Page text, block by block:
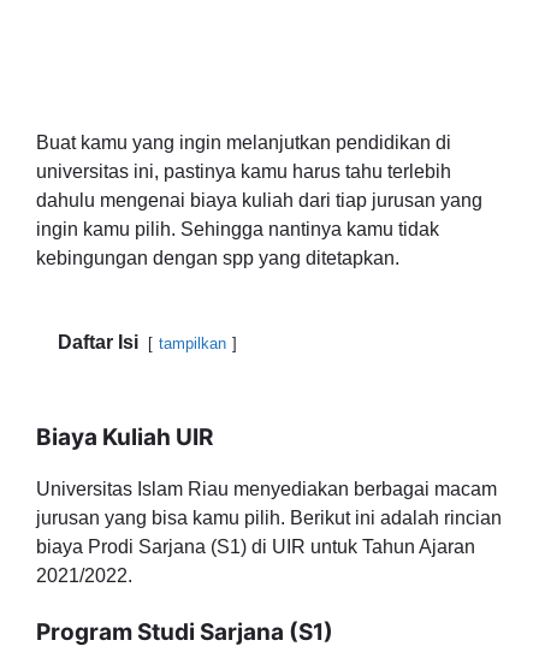
Buat kamu yang ingin melanjutkan pendidikan di
universitas ini, pastinya kamu harus tahu terlebih
dahulu mengenai biaya kuliah dari tiap jurusan yang
ingin kamu pilih. Sehingga nantinya kamu tidak
kebingungan dengan spp yang ditetapkan.
Daftar Isi tampilkan
Biaya Kuliah UIR
Universitas Islam Riau menyediakan berbagai macam
jurusan yang bisa kamu pilih. Berikut ini adalah rincian
biaya Prodi Sarjana (S1) di UIR untuk Tahun Ajaran
2021/2022.
Program Studi Sarjana (S1)